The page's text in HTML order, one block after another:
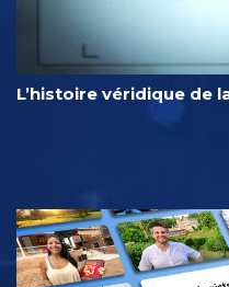
L’histoire véridique de